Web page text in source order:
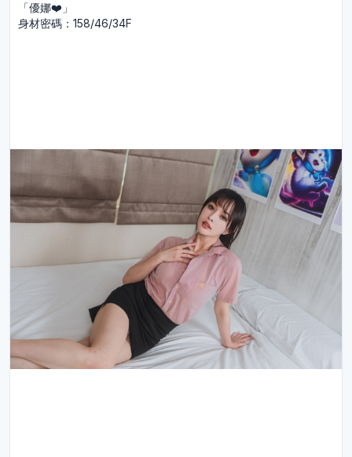
「優娜❤️」
身材密碼：158/46/34F